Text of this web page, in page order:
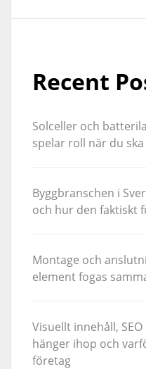
Recent
Solceller och
spelar roll när du
Byggbranschen i
och hur den faktiskt
Montage och
element fogas
Visuellt innehåll,
hänger ihop och
företag